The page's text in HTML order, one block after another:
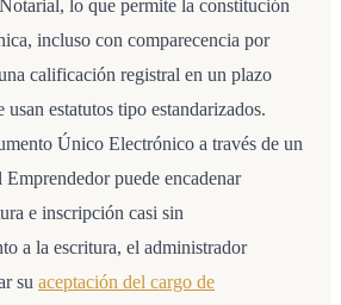
lo que permite la constitución
incluso con comparecencia por
calificación registral en un plazo
estatutos tipo estandarizados.
Único Electrónico a través de un
puede encadenar
e inscripción casi sin
a la escritura, el administrador
su aceptación del cargo de